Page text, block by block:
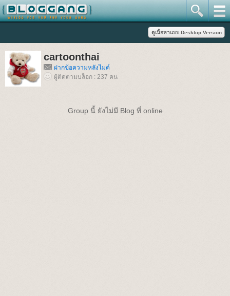
cartoonthai
ฝากข้อความหลังไมค์
ผู้ติดตามบล็อก : 237 คน
Group นี้ ยังไม่มี Blog ที่ online